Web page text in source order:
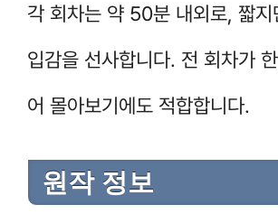
각 회차는 약 50분 내외로, 짧지
입감을 선사합니다. 전 회차가
어 몰아보기에도 적합합니다.
원작 정보